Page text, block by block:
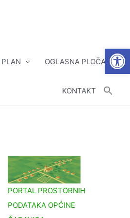
PLAN OGLASNA PLOČA
KONTAKT
PORTAL PROSTORNIH
PODATAKA OPĆINE